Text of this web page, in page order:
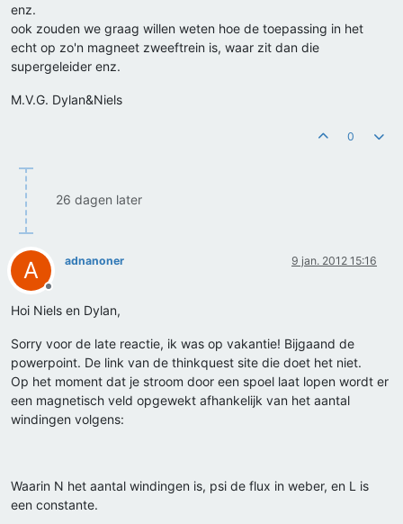
enz.
ook zouden we graag willen weten hoe de toepassing in het
echt op zo'n magneet zweeftrein is, waar zit dan die
supergeleider enz.
M.V.G. Dylan&Niels
0
26 dagen later
A
Offline
adnanoner 9 jan. 2012 15:16
Hoi Niels en Dylan,
Sorry voor de late reactie, ik was op vakantie! Bijgaand de
powerpoint. De link van de thinkquest site die doet het niet.
Op het moment dat je stroom door een spoel laat lopen wordt er
een magnetisch veld opgewekt afhankelijk van het aantal
windingen volgens:
Waarin N het aantal windingen is, psi de flux in weber, en L is
een constante.